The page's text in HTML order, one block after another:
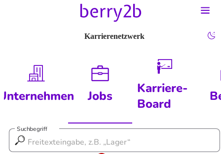
Karrierenetzwerk
Jobs
Karriere-
Board
Suchbegriff